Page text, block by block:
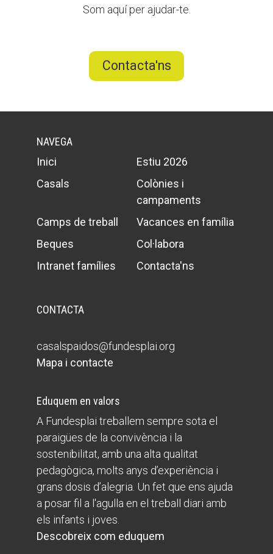
Som aquí per ajudar-te.
Contacta'ns
NAVEGA
Inici
Estiu 2026
Casals
Colònies i
campaments
Camps de treball
Vacances en família
Beques
Col·labora
Intranet famílies
Contacta'ns
CONTACTA
casalspaidos@fundesplai.org
Mapa i contacte
Eduquem en valors
A Fundesplai treballem sempre sota el
paraigües de la convivència i la
sostenibilitat, amb una alta qualitat
pedagògica, molts anys d’experiència i
grans dosis d’alegria. Un fet que ens ajuda
a posar fil a l'agulla en el treball diari amb
els infants i joves.
Descobreix com eduquem